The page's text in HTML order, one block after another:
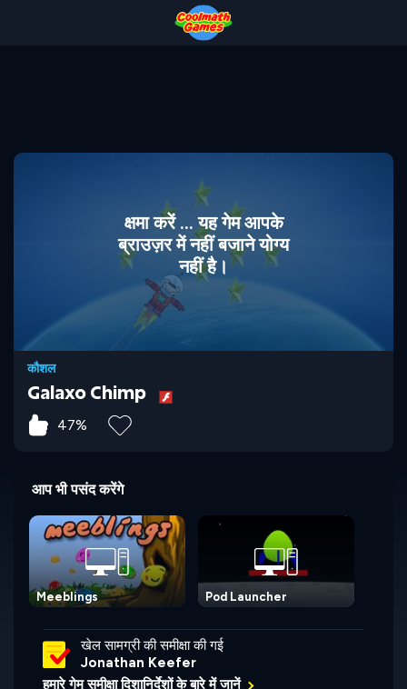
क्षमा करें ... यह गेम आपके
ब्राउज़र में नहीं बजाने योग्य
नहीं है।
कौशल
Galaxo Chimp
47%
आप भी पसंद करेंगे
Meeblings Pod Launcher
खेल सामग्री की समीक्षा की गई
Jonathan Keefer
हमारे गेम समीक्षा दिशानिर्देशों के बारे में जानें